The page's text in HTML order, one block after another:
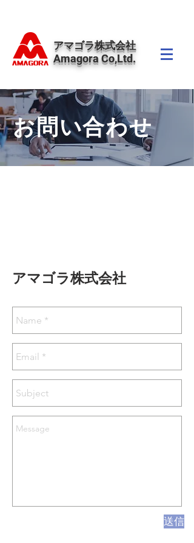
​アマゴラ株式会社
Amagora Co,Ltd.
お問い合わせ
アマゴラ株式会社
送信